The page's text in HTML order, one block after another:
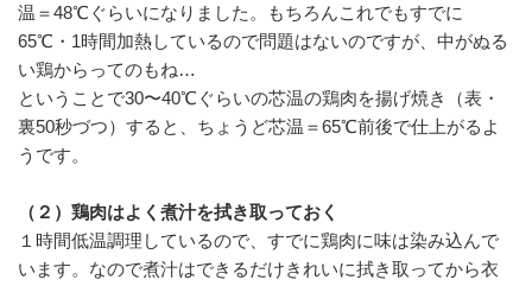
温＝48℃ぐらいになりました。もちろんこれでもすでに
65℃・1時間加熱しているので問題はないのですが、中がぬる
い鶏からってのもね…
ということで30〜40℃ぐらいの芯温の鶏肉を揚げ焼き（表・
裏50秒づつ）すると、ちょうど芯温＝65℃前後で仕上がるよ
うです。
（２）鶏肉はよく煮汁を拭き取っておく
１時間低温調理しているので、すでに鶏肉に味は染み込んで
います。なので煮汁はできるだけきれいに拭き取ってから衣